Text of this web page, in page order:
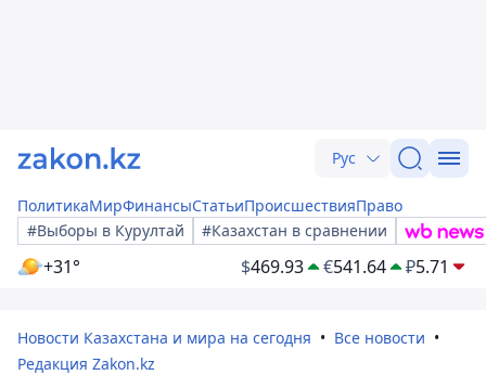
Рус
ПолитикаМирФинансыСтатьиПроисшествияПраво
#Выборы в Курултай
#Казахстан в сравнении
+31° $469.93 €541.64 ₽5.71
Новости Казахстана и мира на сегодня
Все новости
Редакция Zakon.kz